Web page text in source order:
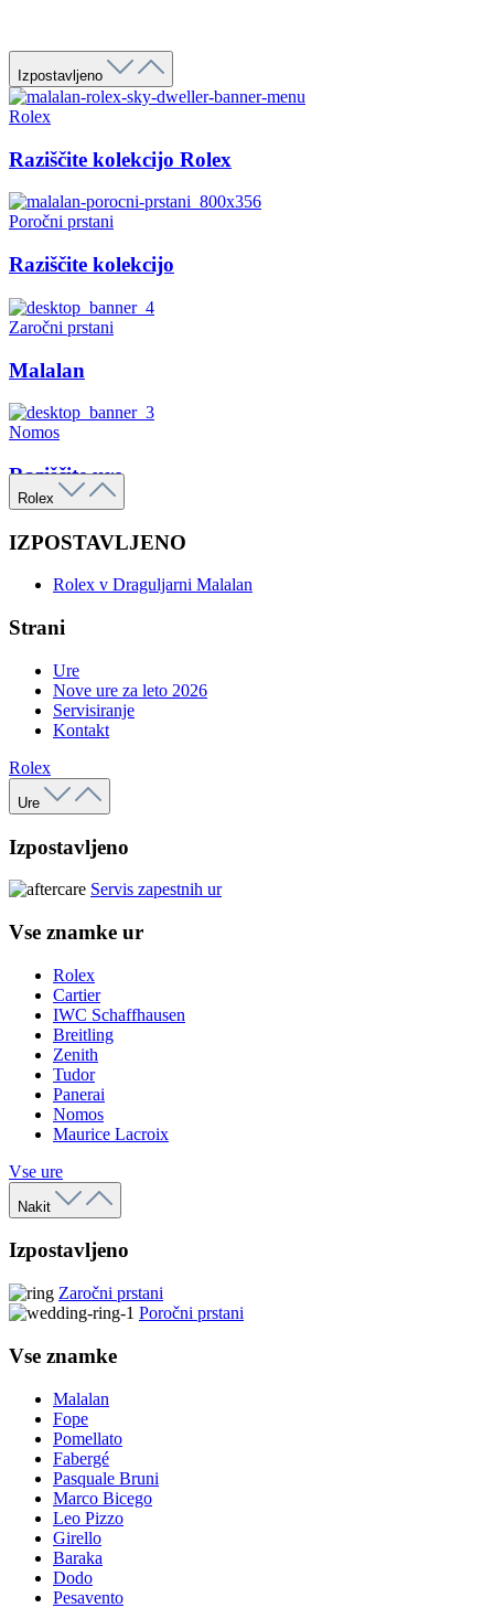
Izpostavljeno
Rolex
Raziščite kolekcijo Rolex
Poročni prstani
Raziščite kolekcijo
Zaročni prstani
Malalan
Nomos
Raziščite ure
Rolex
IZPOSTAVLJENO
Rolex v Draguljarni Malalan
Strani
Ure
Nove ure za leto 2026
Servisiranje
Kontakt
Rolex
Ure
Izpostavljeno
Servis zapestnih ur
Vse znamke ur
Rolex
Cartier
IWC Schaffhausen
Breitling
Zenith
Tudor
Panerai
Nomos
Maurice Lacroix
Vse ure
Nakit
Izpostavljeno
Zaročni prstani
Poročni prstani
Vse znamke
Malalan
Fope
Pomellato
Fabergé
Pasquale Bruni
Marco Bicego
Leo Pizzo
Girello
Baraka
Dodo
Pesavento